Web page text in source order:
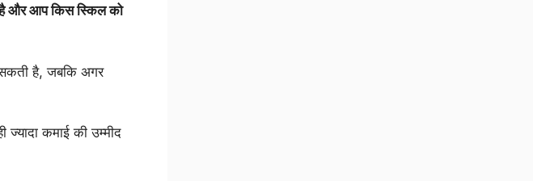
और आप किस स्किल को
सकती है, जबकि अगर
कमाई की उम्मीद